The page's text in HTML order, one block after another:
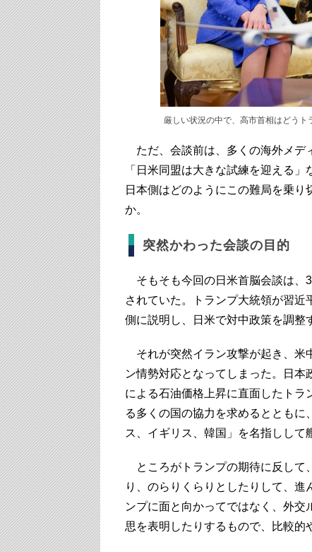
厳しい状況の中で、高市首相はどうト
ただ、会談前は、多くの海外メデ
「日米同盟は大きな試練を迎える
日本側はどのようにこの難局を乗り
か。
突然かわった会談の目的
そもそも今回の日米首脳会談は、
されていた。トランプ大統領が習
側に説明し、日米で対中政策を調整
それが突然イラン攻撃が起き、米
ン情勢対応となってしまった。日
による石油価格上昇に直面したトラ
る多くの国の協力を求めるととも
ス、イギリス、韓国」を名指しして
ところがトランプの期待に反して
り、のらりくらりとしたりして、
ンプに面と向かってではなく、外
思を表明したりするもので、比較的